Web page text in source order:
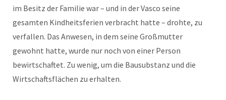
im Besitz der Familie war – und in der Vasco seine
gesamten Kindheitsferien verbracht hatte – drohte, zu
verfallen. Das Anwesen, in dem seine Großmutter
gewohnt hatte, wurde nur noch von einer Person
bewirtschaftet. Zu wenig, um die Bausubstanz und die
Wirtschaftsflächen zu erhalten.